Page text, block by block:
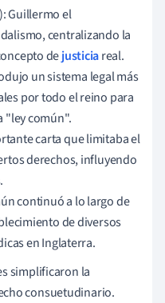
Guillermo el
centralizando la
dejusticiareal.
un sistema legal más
por todo el reino para
"ley común".
carta que limitaba el
derechos, influyendo
continuó a lo largo de
de diversos
en Inglaterra.
simplificaron la
consuetudinario.